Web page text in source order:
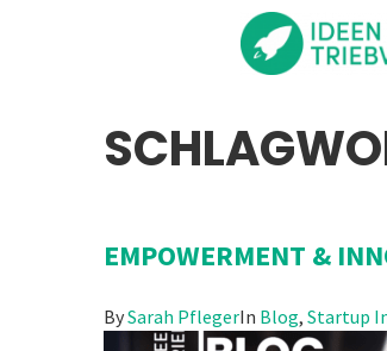
EMPOWERMENT &
BySarah PflegerIn Blog, Startup